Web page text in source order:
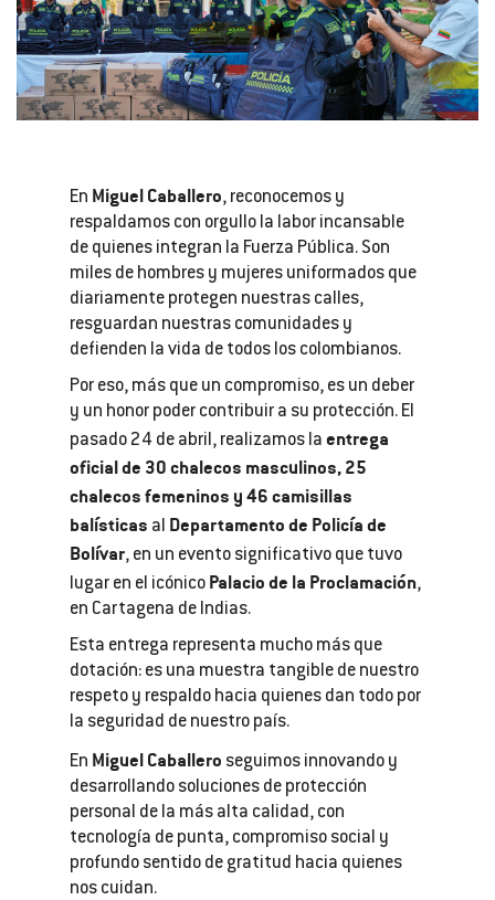
En Miguel Caballero, reconocemos y
respaldamos con orgullo la labor incansable
de quienes integran la Fuerza Pública. Son
miles de hombres y mujeres uniformados que
diariamente protegen nuestras calles,
resguardan nuestras comunidades y
defienden la vida de todos los colombianos.
Por eso, más que un compromiso, es un deber
y un honor poder contribuir a su protección. El
pasado 24 de abril, realizamos la entrega
oficial de 30 chalecos masculinos, 25
chalecos femeninos y 46 camisillas
balísticas al Departamento de Policía de
Bolívar, en un evento significativo que tuvo
lugar en el icónico Palacio de la Proclamación,
en Cartagena de Indias.
Esta entrega representa mucho más que
dotación: es una muestra tangible de nuestro
respeto y respaldo hacia quienes dan todo por
la seguridad de nuestro país.
En Miguel Caballero seguimos innovando y
desarrollando soluciones de protección
personal de la más alta calidad, con
tecnología de punta, compromiso social y
profundo sentido de gratitud hacia quienes
nos cuidan.